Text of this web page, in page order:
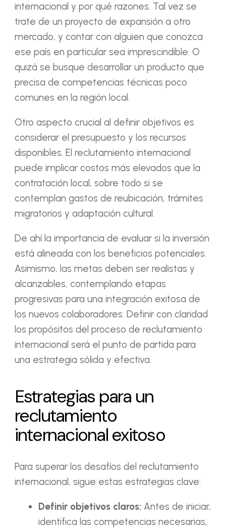
internacional y por qué razones. Tal vez se
trate de un proyecto de expansión a otro
mercado, y contar con alguien que conozca
ese país en particular sea imprescindible. O
quizá se busque desarrollar un producto que
precisa de competencias técnicas poco
comunes en la región local.
Otro aspecto crucial al definir objetivos es
considerar el presupuesto y los recursos
disponibles. El reclutamiento internacional
puede implicar costos más elevados que la
contratación local, sobre todo si se
contemplan gastos de reubicación, trámites
migratorios y adaptación cultural.
De ahí la importancia de evaluar si la inversión
está alineada con los beneficios potenciales.
Asimismo, las metas deben ser realistas y
alcanzables, contemplando etapas
progresivas para una integración exitosa de
los nuevos colaboradores. Definir con claridad
los propósitos del proceso de reclutamiento
internacional será el punto de partida para
una estrategia sólida y efectiva.
Estrategias para un
reclutamiento
internacional exitoso
Para superar los desafíos del reclutamiento
internacional, sigue estas estrategias clave:
Definir objetivos claros: Antes de iniciar,
identifica las competencias necesarias,